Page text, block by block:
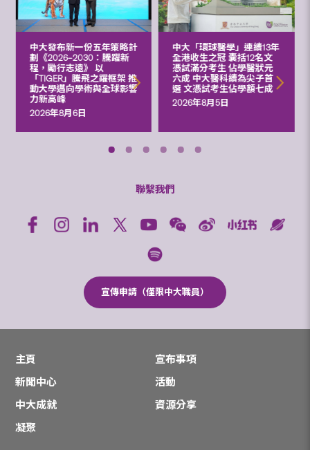
中大發布新一份五年策略計
劃《2026‒2030：騰躍新
程，勵行志遠》 以
「TIGER」騰飛之躍框架 推
動大學邁向學術與全球影響
力新高峰
2026年8月6日
中大「環球醫學」連續13年
全港收生之冠 囊括12名文
憑試滿分考生 佔學醫狀元
六成 中大醫科續為尖子首
選 文憑試考生佔學額七成
2026年8月5日
聯繫我們
宣傳申請（僅限中大職員）
主頁
宣布事項
新聞中心
活動
中大成就
資源分享
凝聚